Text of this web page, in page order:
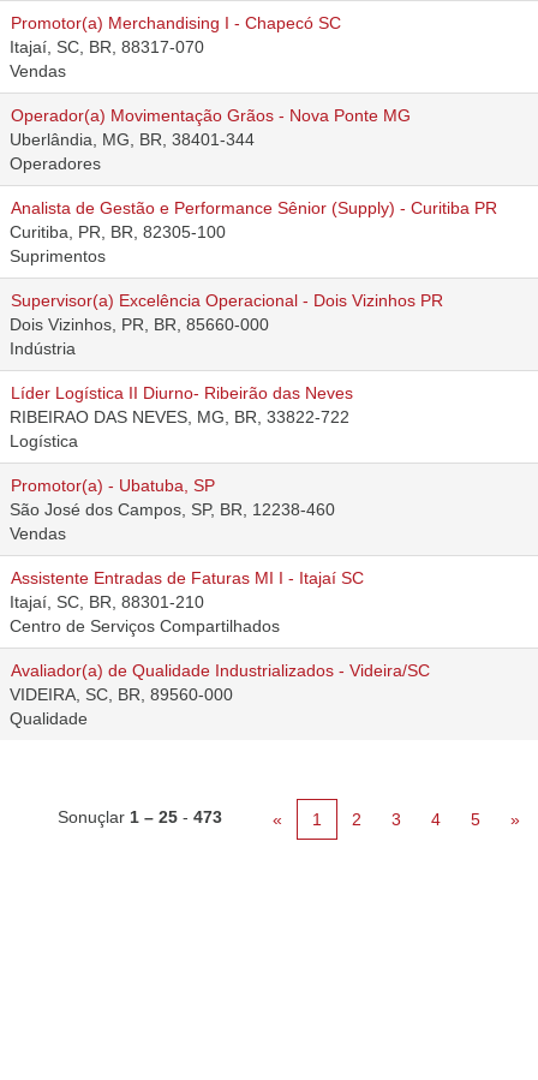
Promotor(a) Merchandising I - Chapecó SC
Itajaí, SC, BR, 88317-070
Vendas
Operador(a) Movimentação Grãos - Nova Ponte MG
Uberlândia, MG, BR, 38401-344
Operadores
Analista de Gestão e Performance Sênior (Supply) - Curitiba PR
Curitiba, PR, BR, 82305-100
Suprimentos
Supervisor(a) Excelência Operacional - Dois Vizinhos PR
Dois Vizinhos, PR, BR, 85660-000
Indústria
Líder Logística II Diurno- Ribeirão das Neves
RIBEIRAO DAS NEVES, MG, BR, 33822-722
Logística
Promotor(a) - Ubatuba, SP
São José dos Campos, SP, BR, 12238-460
Vendas
Assistente Entradas de Faturas MI I - Itajaí SC
Itajaí, SC, BR, 88301-210
Centro de Serviços Compartilhados
Avaliador(a) de Qualidade Industrializados - Videira/SC
VIDEIRA, SC, BR, 89560-000
Qualidade
Sonuçlar 1 – 25 - 473 « 1 2 3 4 5 »